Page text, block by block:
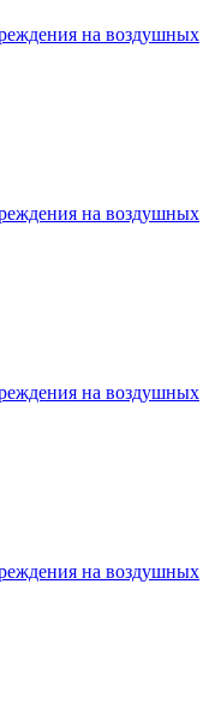
на воздушных
на воздушных
на воздушных
на воздушных